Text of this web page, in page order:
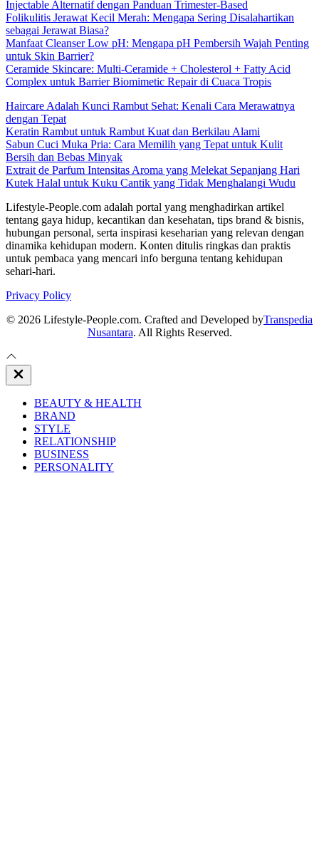
Injectable Alternatif dengan Panduan Trimester-Based
Folikulitis Jerawat Kecil Merah: Mengapa Sering Disalahartikan
sebagai Jerawat Biasa?
Manfaat Cleanser Low pH: Mengapa pH Pembersih Wajah Penting
untuk Skin Barrier?
Ceramide Skincare: Multi-Ceramide + Cholesterol + Fatty Acid
Complex untuk Barrier Biomimetic Repair di Cuaca Tropis
Haircare Adalah Kunci Rambut Sehat: Kenali Cara Merawatnya
dengan Tepat
Keratin Rambut untuk Rambut Kuat dan Berkilau Alami
Sabun Cuci Muka Pria: Cara Memilih yang Tepat untuk Kulit
Bersih dan Bebas Minyak
Extrait de Parfum Intensitas Aroma yang Melekat Sepanjang Hari
Kutek Halal untuk Kuku Cantik yang Tidak Menghalangi Wudu
Lifestyle-People.com adalah portal yang menghadirkan artikel
tentang gaya hidup, kecantikan dan kesehatan, tips brand & bisnis,
hubungan personal, serta inspirasi keseharian yang relevan dengan
dinamika kehidupan modern. Konten ditulis ringkas dan praktis
untuk pembaca yang mencari info berguna tentang kehidupan
sehari-hari.
Privacy Policy
© 2026 Lifestyle-People.com. Crafted and Developed byTranspedia
Nusantara. All Rights Reserved.
Close
Off
BEAUTY & HEALTH
BRAND
STYLE
RELATIONSHIP
BUSINESS
PERSONALITY